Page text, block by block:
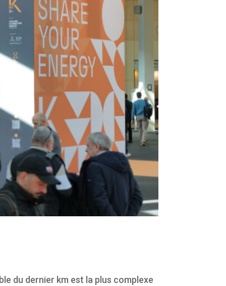
du dernier km est la plus complexe